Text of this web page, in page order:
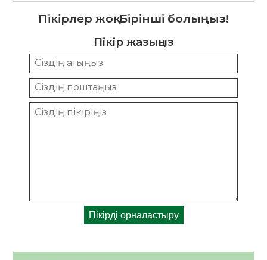
Пікірлер жоқ. Бірінші болыңыз!
Пікір жазыңыз